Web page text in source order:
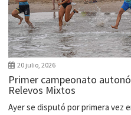
20 julio, 2026
Primer campeonato
Relevos Mixtos
Ayer se disputó por primera vez